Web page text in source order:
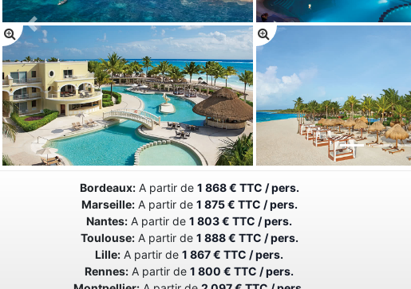
Bordeaux:A partir de 1 868 € TTC / pers.
Marseille:A partir de 1 875 € TTC / pers.
Nantes: A partir de1 803 € TTC / pers.
Toulouse:A partir de 1 888 € TTC / pers.
Lille: A partir de1 867 € TTC / pers.
Rennes: A partir de1 800 € TTC / pers.